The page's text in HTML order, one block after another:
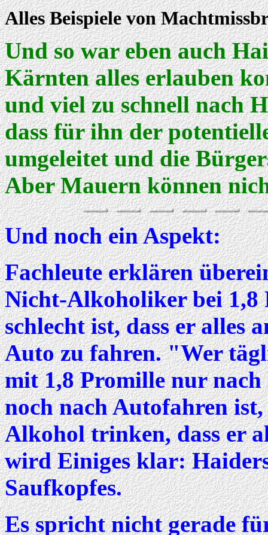
Alles Beispiele von
Und so war eben auch
Kärnten alles erlauben
und viel zu schnell nach
dass für ihn der
umgeleitet und die
Aber Mauern können
Und noch ein Aspekt:
Fachleute erklären
Nicht-Alkoholiker bei
schlecht ist, dass er alles
Auto zu fahren. "Wer
mit 1,8 Promille nur
noch nach Autofahren
Alkohol trinken, dass er
wird Einiges klar:
Saufkopfes.
Es spricht nicht gerade